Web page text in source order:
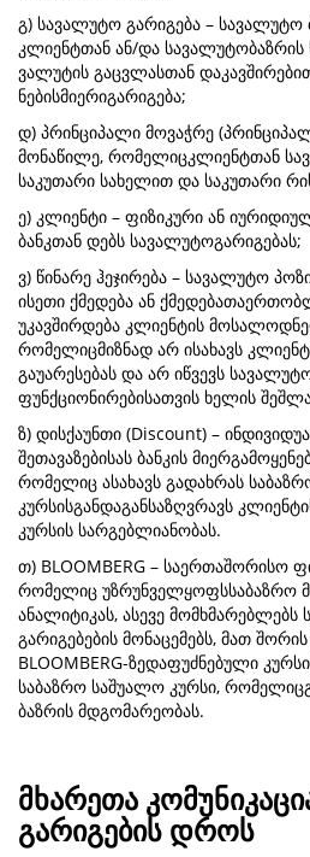
გ) სავალუტო გარიგება – სავალუტო
კლიენტთან ან/და სავალუტობაზრის
ვალუტის გაცვლასთან
ნებისმიერიგარიგება;
დ) პრინციპალი მოვაჭრე
მონაწილე, რომელიცკლიენტთან
საკუთარი სახელით და საკუთარი
ე) კლიენტი – ფიზიკური ან
ბანკთან დებს სავალუტოგარიგებას;
ვ) წინარე ჰეჯირება – სავალუტო
ისეთი ქმედება ან
უკავშირდება კლიენტის
რომელიცმიზნად არ ისახავს
გაუარესებას და არ იწვევს
ფუნქციონირებისათვის ხელის
ზ) დისქაუნთი (Discount) –
შეთავაზებისას ბანკის
რომელიც ასახავს გადახრას
კურსისგანდაგანსაზღვრავს
კურსის სარგებლიანობას.
თ) BLOOMBERG – საერთაშორისო
რომელიც უზრუნველყოფსსაბაზრო
ანალიტიკას, ასევე მომხმარებლებს
გარიგებების მონაცემებს, მათ
BLOOMBERG-ზედაფუძნებული
საბაზრო საშუალო კურსი,
ბაზრის მდგომარეობას.
მხარეთა
გარიგების დროს